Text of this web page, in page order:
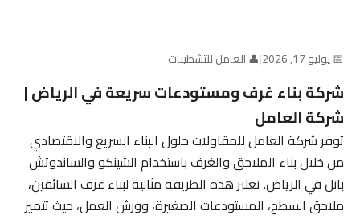
📅 يوليو 17, 2026 |👤 العامل للتشطيبات
شركة بناء غرف ومستودعات سريعة في الرياض |
شركة العامل
توفر شركة العامل للمقاولات حلول البناء السريع والاقتصادي
من خلال بناء الملاحق والغرف باستخدام الشينكو والساندوتش
بانل في الرياض. تعتبر هذه الطريقة مثالية لبناء غرف السائقين،
ملاحق السطح، المستودعات الصغيرة، وورش العمل، حيث تتميز